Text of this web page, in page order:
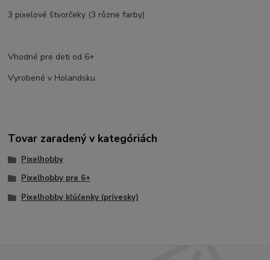
3 pixelové štvorčeky (3 rôzne farby)
Vhodné pre deti od 6+
Vyrobené v Holandsku.
Tovar zaradený v kategóriách
Pixelhobby
Pixelhobby pre 6+
Pixelhobby kľúčenky (prívesky)